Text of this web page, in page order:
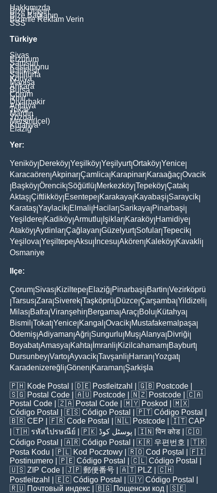
Hakkımızda
Bize Ulaşın
Bize Bağlanın
Bizimle Reklam Verin
SSS
Türkiye
Sivas
Erzurum
Samsun
Kastamonu
Balikesir
Şanliurfa
Konya
Manisa
Ankara
Bursa
Çorum
İzmir
Diyarbakir
Antalya
Tokat
Mardin
Yozgat
Mersin(İçel)
Kütahya
Elaziğ
Yer:
Yeniköy Dereköy Yeşilköy Yeşilyurt|Ortaköy Yenice
Karacaören Akpinar Çamlica Karapinar Karaağaç Ovacik
Başköy Örencik Söğütlü Merkezköy Tepeköy Çatak
Aktaş Çiftlikköy Esentepe Karakaya Kayabaşi Saraycik
Karataş Yaylacik Elmali Hacilar Sarikaya Pinarbaşi
Yeşildere Kadiköy Armutlu Işiklar Karaköy Hamidiye
Ataköy Aydinlar Çağlayan Güzelyurt| Sofular Tepecik
Yeşilova Yeşiltepe Aksu İncesu Akören Kaleköy Kavakli
Osmaniye
Ilçe:
Çorum Sivas Kiziltepe Elaziğ Pinarbaşi Bartin Vezirköprü
Tarsus Zara Siverek Taşköprü Düzce Çarşamba Yildizeli
Milas Bafra Viranşehir Bergama Araç Bolu Kütahya
Bismil Tokat|Yenice Kangal Ovacik Mustafakemalpaşa
Ödemiş Adiyaman Ağri Sungurlu Muş Alanya Divriği
Boyabat|Amasya Kahta İmranli Kizilcahamam Bayburt|
Dursunbey Varto Ayvacik Tavşanli Harran Yozgat|
Karadenizereğli Gönen Karaman Şarkişla
🇵🇭 Kode Postal | 🇩🇪 Postleitzahl | 🇬🇧 Postcode
🇸🇬 Postal Code | 🇦🇺 Postcode | 🇳🇿 Postcode | 🇨🇦
Postal Code | 🇿🇦 Postal Code | 🇲🇾 Poskod
| 🇲🇽
Código Postal
| 🇪🇸 Código Postal | 🇵🇹 Código Postal
🇧🇷 CEP | 🇫🇷 Code Postal | 🇳🇱 Postcode | 🇮🇹 CAP
| 🇹🇭 รหัสไปรษณีย์ | 🇵🇰 پوسٹل کوڈ | 🇮🇳पिन कोड | 🇨🇴
Código Postal
| 🇦🇷 Código Postal | 🇰🇷 우편번호
| 🇹🇷
Posta Kodu | 🇵🇱 Kod Pocztowy | 🇷🇴 Cod Poștal
| 🇫🇮
Postinumero | 🇵🇪 Código Postal | 🇨🇱 Código Postal
🇺🇸 ZIP Code | 🇯🇵 郵便番号 | 🇦🇹 PLZ | 🇨🇭
Postleitzahl
| 🇪🇨 Código Postal | 🇺🇾 Código Postal
🇷🇺 Почтовый индекс | 🇧🇬 Пощенски код | 🇸🇪